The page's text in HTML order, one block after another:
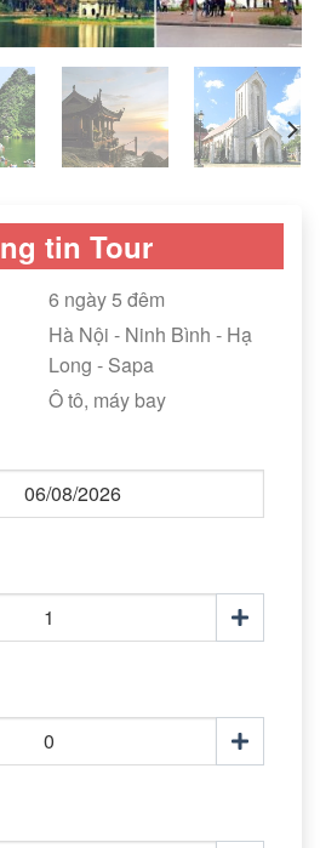
tin Tour
6 ngày 5 đêm
Hà Nội - Ninh Bình - Hạ
Long - Sapa
Ô tô, máy bay